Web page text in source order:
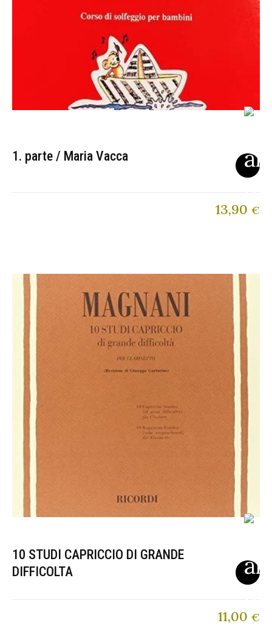
1. parte / Maria Vacca
13,90 €
10 STUDI CAPRICCIO DI GRANDE
DIFFICOLTA
11,00 €